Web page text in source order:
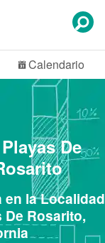
Calendario
De
en la Localidad
Rosarito,